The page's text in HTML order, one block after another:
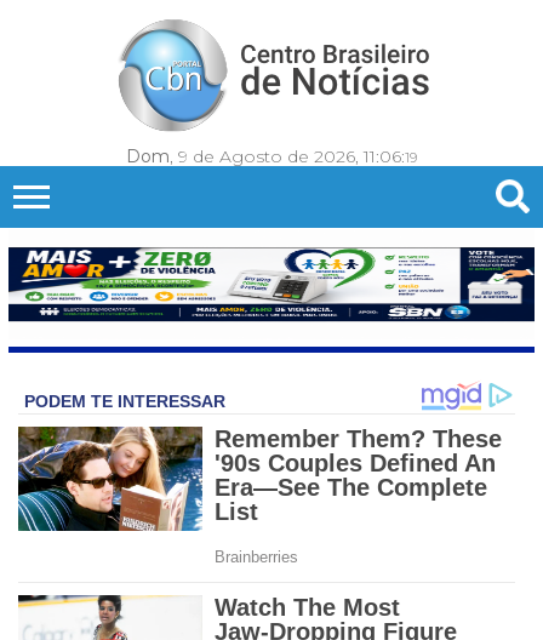
Dom, 9 de Agosto de 2026, 11:06:21